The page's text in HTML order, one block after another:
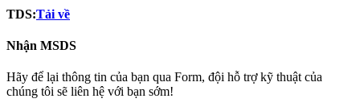
TDS:Tải về
Nhận MSDS
Hãy để lại thông tin của bạn qua Form, đội hỗ trợ kỹ thuật của
chúng tôi sẽ liên hệ với bạn sớm!